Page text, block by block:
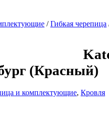
/Гибкая черепица
(Красный)
и комплектующие, Кровля